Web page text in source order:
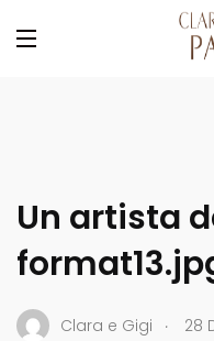
Un artista
Clara e Gigi . 28